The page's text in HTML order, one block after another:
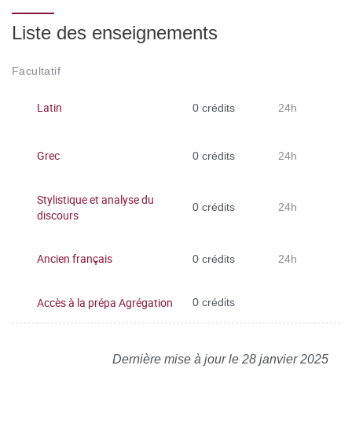
Liste des enseignements
Facultatif
Latin 0 crédits 24h
Grec 0 crédits 24h
Stylistique et analyse du
discours
0 crédits 24h
Ancien français 0 crédits 24h
Accès à la prépa Agrégation 0 crédits
Dernière mise à jour le 28 janvier 2025